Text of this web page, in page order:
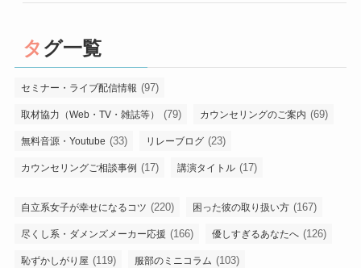
タグ一覧
セミナー・ライブ配信情報 (97)
取材協力（Web・TV・雑誌等） (79) カウンセリングのご案内 (69)
無料音源・Youtube (33) リレーブログ (23)
カウンセリングご相談事例 (17) 講演タイトル (17)
自立系女子が幸せになるコツ (220) 困った彼の取り扱い方 (167)
尽くし系・ダメンズメーカー応援 (166) 優しすぎるあなたへ (126)
恥ずかしがり屋 (119) 服部のミニコラム (103)